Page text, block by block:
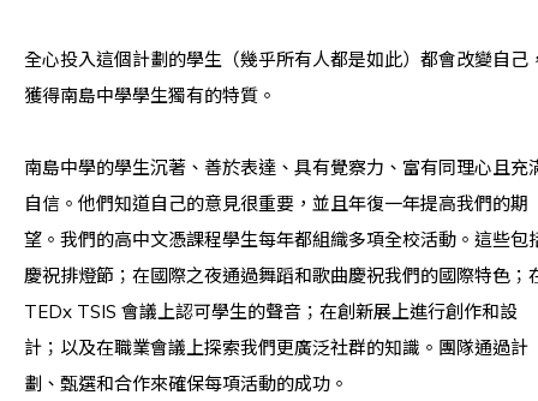
全心投入這個計劃的學生（幾乎所有人都是如此）都會改變自己
獲得南島中學學生獨有的特質。
南島中學的學生沉著、善於表達、具有覺察力、富有同理心且充
自信。他們知道自己的意見很重要，並且年復一年提高我們的期
望。我們的高中文憑課程學生每年都組織多項全校活動。這些包
慶祝排燈節；在國際之夜通過舞蹈和歌曲慶祝我們的國際特色；
TEDx TSIS 會議上認可學生的聲音；在創新展上進行創作和設
計；以及在職業會議上探索我們更廣泛社群的知識。團隊通過計
劃、甄選和合作來確保每項活動的成功。